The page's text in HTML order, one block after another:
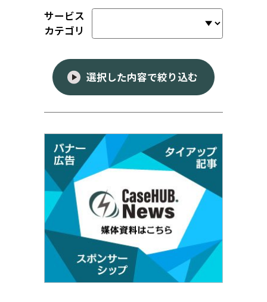
サービス
カテゴリ
選択した内容で絞り込む